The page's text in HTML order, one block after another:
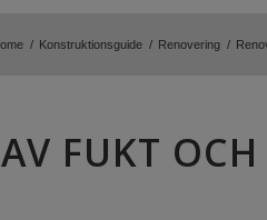
/ Konstruktionsguide / Renovering /
FUKT